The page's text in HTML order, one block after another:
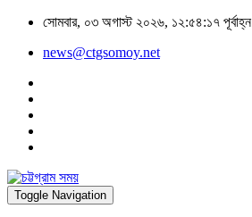
সোমবার, ০৩ অগাস্ট ২০২৬, ১২:৫৪:১৭ পূর্বাহ্ন
news@ctgsomoy.net
Toggle Navigation